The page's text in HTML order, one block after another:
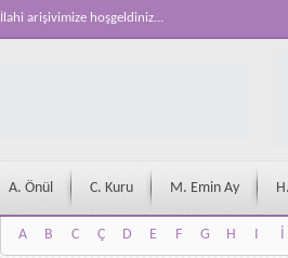
İlahi arişivimize hoşgeldiniz...
A. Önül C. Kuru M. Emin Ay
A B C Ç D E F G H I İ